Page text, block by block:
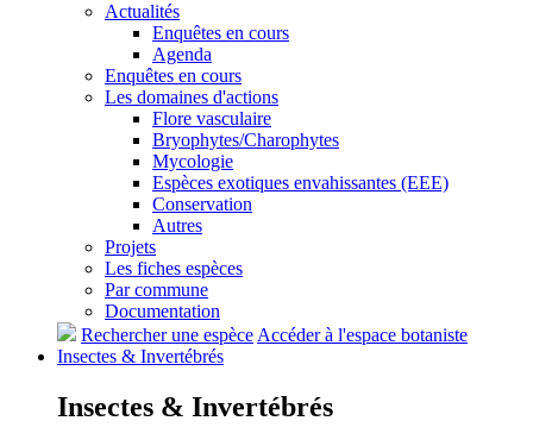
Actualités
Enquêtes en cours
Agenda
Enquêtes en cours
Les domaines d'actions
Flore vasculaire
Bryophytes/Charophytes
Mycologie
Espèces exotiques envahissantes (EEE)
Conservation
Autres
Projets
Les fiches espèces
Par commune
Documentation
Rechercher une espèceAccéder à l'espace botaniste
Insectes & Invertébrés
Insectes & Invertébrés